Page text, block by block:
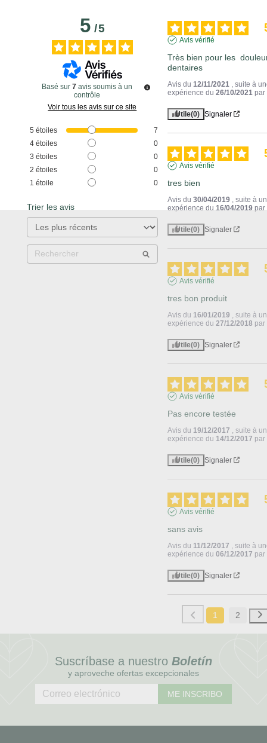
5/5
Basé sur 7 avis soumis à un
contrôle
Voir tous les avis sur ce site
5 étoiles
7
4 étoiles
0
3 étoiles
0
2 étoiles
0
1 étoile 0
Trier les avis
Avis vérifié
Très bien pour les
dentaires
Avis du12/11/2021 , suite à
expérience du26/10/2021 par
Utile(0) Signaler
Avis vérifié
tres bien
Avis du30/04/2019 , suite à
expérience du16/04/2019 par
Utile(0) Signaler
Avis vérifié
tres bon produit
Avis du 16/01/2019 , suite à
expérience du27/12/2018 par
Utile(0) Signaler
Avis vérifié
Pas encore testée
Avis du 19/12/2017 , suite à
expérience du 14/12/2017 par
Utile(0) Signaler
Avis vérifié
sans avis
Avis du 11/12/2017 , suite à
expérience du06/12/2017 par
Utile(0) Signaler
1 2
Suscríbase a nuestro Boletín
y aproveche ofertas excepcionales
ME INSCRIBO